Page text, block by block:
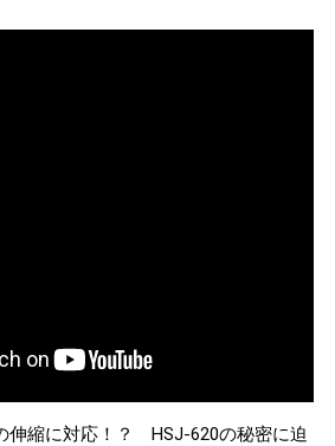
伸縮に対応！？ HSJ-620の秘密に迫